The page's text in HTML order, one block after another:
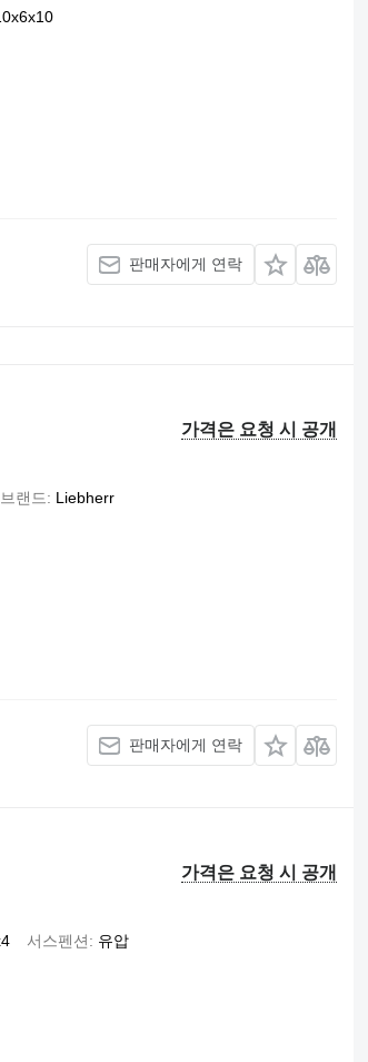
판매자에게 연락
가격은 요청 시 공개
랜드
Liebherr
판매자에게 연락
가격은 요청 시 공개
서스펜션
유압